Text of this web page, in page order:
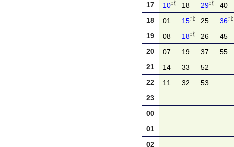
17
10北 18 29北 40
18
01 15北 25 36北
19
08 18北 26 45
20
07 19 37 55
21
14 33 52
22
11 32 53
23
00
01
02